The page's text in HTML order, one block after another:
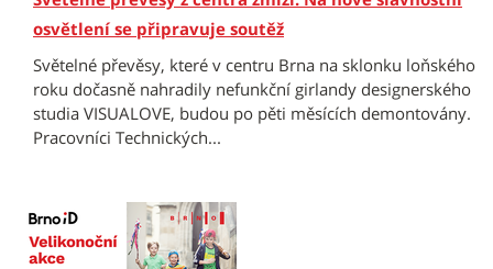
osvětlení se připravuje soutěž
Světelné převěsy, které v centru Brna na sklonku loňského
roku dočasně nahradily nefunkční girlandy designerského
studia VISUALOVE, budou po pěti měsících demontovány.
Pracovníci Technických...